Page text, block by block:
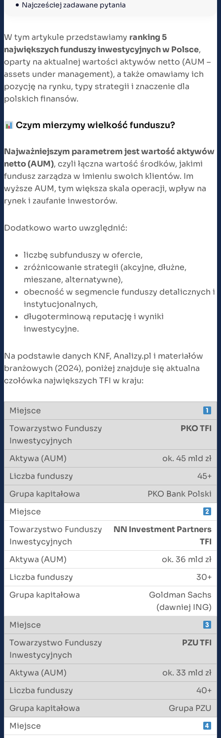
Najcześciej zadawane pytania
W tym artykule przedstawiamy ranking 5
największych funduszy inwestycyjnych w Polsce,
oparty na aktualnej wartości aktywów netto (AUM –
assets under management), a także omawiamy ich
pozycję na rynku, typy strategii i znaczenie dla
polskich finansów.
Czym mierzymy wielkość funduszu?
Najważniejszym parametrem jest wartość aktywów
netto (AUM), czyli łączna wartość środków, jakimi
fundusz zarządza w imieniu swoich klientów. Im
wyższe AUM, tym większa skala operacji, wpływ na
rynek i zaufanie inwestorów.
Dodatkowo warto uwzględnić:
liczbę subfunduszy w ofercie,
zróżnicowanie strategii (akcyjne, dłużne,
mieszane, alternatywne),
obecność w segmencie funduszy detalicznych i
instytucjonalnych,
długoterminową reputację i wyniki
inwestycyjne.
Na podstawie danych KNF, Analizy.pl i materiałów
branżowych (2024), poniżej znajduje się aktualna
czołówka największych TFI w kraju:
PKO TFI
ok. 45 mld zł
45+
PKO Bank Polski
NN Investment Partners
TFI
ok. 36 mld zł
30+
Goldman Sachs
(dawniej ING)
PZU TFI
ok. 33 mld zł
40+
Grupa PZU